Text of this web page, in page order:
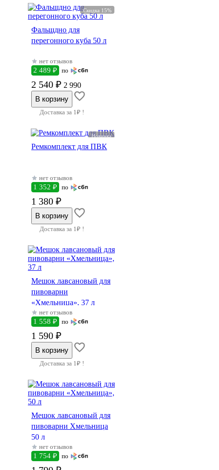
Скидка 15%
Фальшдно для
перегонного куба 50 л
нет отзывов
2 489 ₽ по
2 540 ₽ 2 990
Доставка за 1₽ !
Новинка
Ремкомплект для ПВК
нет отзывов
1 352 ₽ по
1 380 ₽
Доставка за 1₽ !
Мешок лавсановый для
пивоварни
«Хмельница», 37 л
нет отзывов
1 558 ₽ по
1 590 ₽
Доставка за 1₽ !
Мешок лавсановый для
пивоварни Хмельница
50 л
нет отзывов
1 754 ₽ по